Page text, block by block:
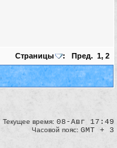
Страницы : Пред. 1, 2
Текущее время: 08-Авг 17:49
Часовой пояс: GMT + 3